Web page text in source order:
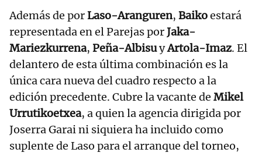
Además de porLaso-Aranguren, Baikoestará
representada en el Parejas porJaka-
Mariezkurrena, Peña-AlbisuyArtola-Imaz. El
delantero de esta última combinación es la
única cara nueva del cuadro respecto a la
edición precedente. Cubre la vacante de Mikel
Urrutikoetxea, a quien la agencia dirigida por
Joserra Garai ni siquiera ha incluido como
suplente de Laso para el arranque del torneo,